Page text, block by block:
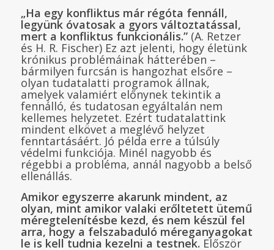
„Ha egy konfliktus már régóta fennáll,
legyünk óvatosak a gyors változtatással,
mert a konfliktus funkcionális.” (A. Retzer
és H. R. Fischer) Ez azt jelenti, hogy életünk
krónikus problémáinak hátterében –
bármilyen furcsán is hangozhat elsőre –
olyan tudatalatti programok állnak,
amelyek valamiért előnynek tekintik a
fennálló, és tudatosan egyáltalán nem
kellemes helyzetet. Ezért tudatalattink
mindent elkövet a meglévő helyzet
fenntartásáért. Jó példa erre a túlsúly
védelmi funkciója. Minél nagyobb és
régebbi a probléma, annál nagyobb a belső
ellenállás.
Amikor egyszerre akarunk mindent, az
olyan, mint amikor valaki erőltetett ütemű
méregtelenítésbe kezd, és nem készül fel
arra, hogy a felszabaduló méreganyagokat
le is kell tudnia kezelni a testnek. Először